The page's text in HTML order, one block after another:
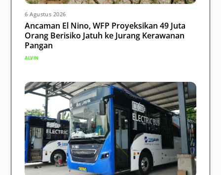
6 Agustus 2026
Ancaman El Nino, WFP Proyeksikan 49 Juta
Orang Berisiko Jatuh ke Jurang Kerawanan
Pangan
ALVIN